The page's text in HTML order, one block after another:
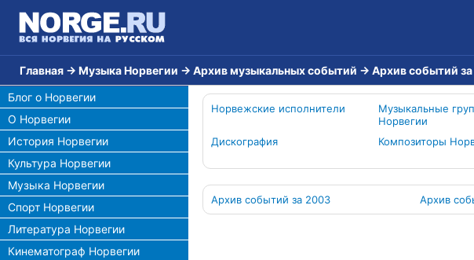
Главная → Музыка Норвегии → Архив музыкальных событий → Архив событий
Блог о Норвегии
О Норвегии
История Норвегии
Культура Норвегии
Музыка Норвегии
Спорт Норвегии
Литература Норвегии
Кинематограф Норвегии
Норвежские исполнители
Музыкальные
Норвегии
Дискография Композиторы
Архив событий за 2003 Архив